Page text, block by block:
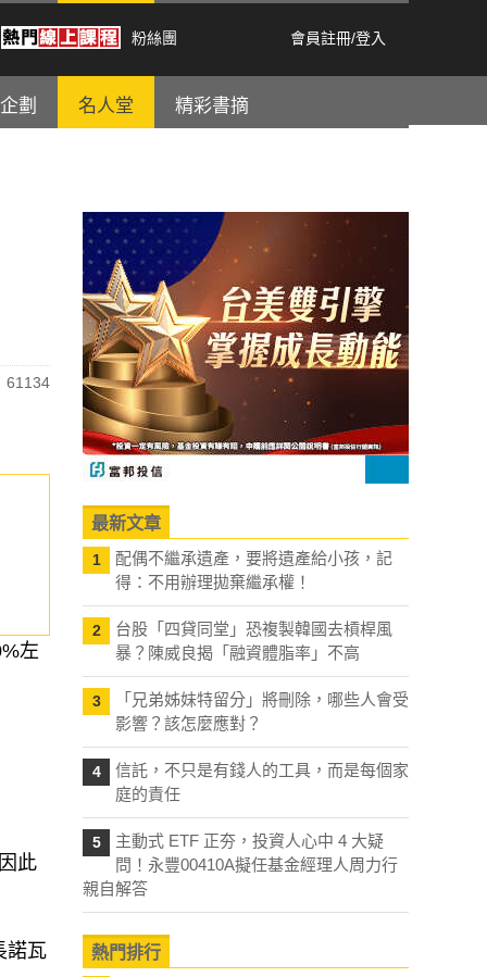
粉絲團 會員註冊/登入
劃 名人堂 精彩書摘
61134
左
此
諾瓦
最新文章
1
配偶不繼承遺產，要將遺產給小孩，記
得：不用辦理拋棄繼承權！
2
台股「四貸同堂」恐複製韓國去槓桿風
暴？陳威良揭「融資體脂率」不高
3
「兄弟姊妹特留分」將刪除，哪些人會受
影響？該怎麼應對？
4
信託，不只是有錢人的工具，而是每個家
庭的責任
5
主動式 ETF 正夯，投資人心中 4 大疑
問！永豐00410A擬任基金經理人周力行
親自解答
熱門排行